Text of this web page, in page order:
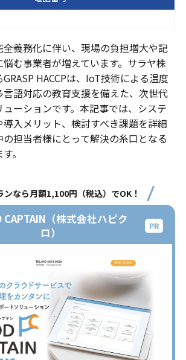
義務化に伴い、現場の負担増大や記
む事業者が増えています。サラヤ株
HACCPは、IoT技術による温度
語対応の教育支援を備えた、次世代
ーションです。本記事では、システ
入メリット、検討すべき課題を詳細
担当者様にとって解決の糸口となる
。
ンなら月額1,100円（税込）でOK！
CAPTAIN（株式会社ハピク
ロ）